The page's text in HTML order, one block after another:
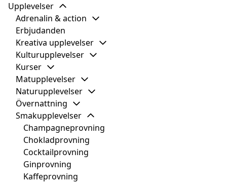
Upplevelser
Adrenalin & action
Erbjudanden
Kreativa upplevelser
Kulturupplevelser
Kurser
Matupplevelser
Naturupplevelser
Övernattning
Smakupplevelser
Champagneprovning
Chokladprovning
Cocktailprovning
Ginprovning
Kaffeprovning